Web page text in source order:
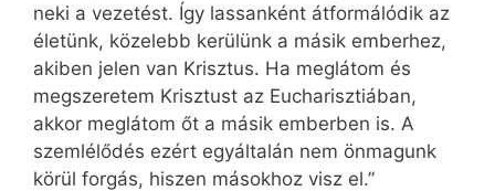
neki a vezetést. Így lassanként átformálódik az
életünk, közelebb kerülünk a másik emberhez,
akiben jelen van Krisztus. Ha meglátom és
megszeretem Krisztust az Eucharisztiában,
akkor meglátom őt a másik emberben is. A
szemlélődés ezért egyáltalán nem önmagunk
körül forgás, hiszen másokhoz visz el.”